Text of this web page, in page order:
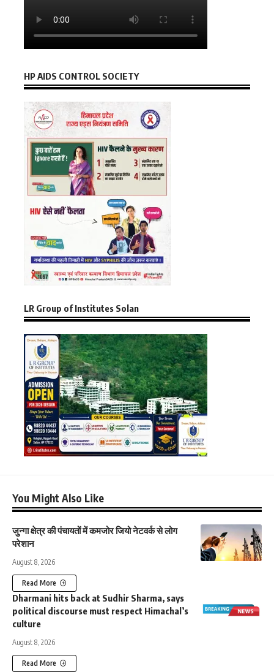
HP AIDS CONTROL SOCIETY
LR Group of Institutes Solan
You Might Also Like
जुन्गा क्षेत्र की पंचायतों में कमजोर जियो नेटवर्क से लोग
परेशान
August 8, 2026
Read More
Dharmani hits back at Sudhir Sharma, says
political discourse must respect Himachal’s
culture
August 8, 2026
Read More